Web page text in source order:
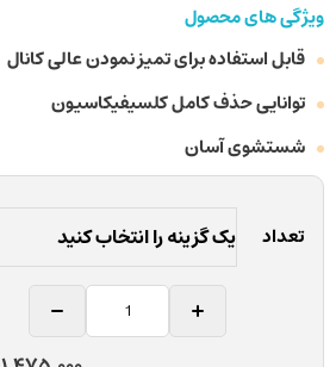
ویژگی های محصول
قابل استفاده برای تمیز نمودن عالی کانال
توانایی حذف کامل کلسیفیکاسیون
شستشوی آسان
تعداد
پرپ